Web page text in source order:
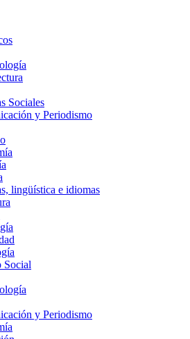
Sociales
y Periodismo
lingüística e idiomas
Social
y Periodismo